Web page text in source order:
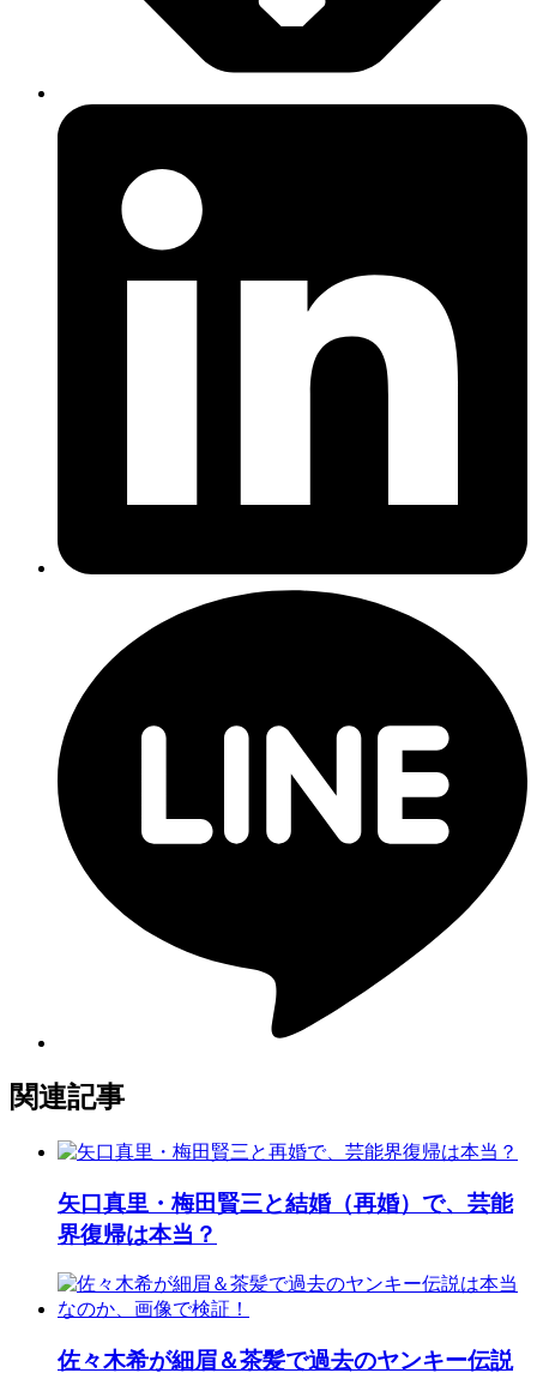
関連記事
矢口真里・梅田賢三と結婚（再婚）で、芸能
界復帰は本当？
佐々木希が細眉＆茶髪で過去のヤンキー伝説